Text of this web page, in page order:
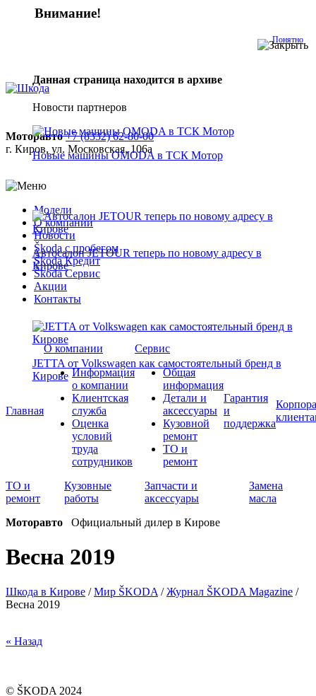
Внимание!
Данная страница находится в архиве
Новости партнеров
Новые машины OMODA в ТСК Мотор
Автосалон JETOUR теперь по новому адресу в
Кирове
JETTA от Volkswagen как самостоятельный бренд в
Кирове
Понятно
Моторавто +7 (8332) 62-80-00
г. Киров, ул. Московская, 106а
Модели
О компании
Новости
Škoda с пробегом
Škoda Кредит
Škoda Сервис
Акции
Контакты
Главная
О компании
Информация
о компании
Клиентская
служба
Оценка
условий
труда
сотрудников
Сервис
Общая
информация
Детали и
аксессуары
Кузовной
ремонт
ТО и
ремонт
Гарантия
и
поддержка
ТО и
ремонт
Кузовные
работы
Запчасти и
аксессуары
Замена
масла
Моторавто
Официальный дилер в Кирове
Весна 2019
Шкода в Кирове / Мир ŠKODA / Журнал ŠKODA Magazine /
Весна 2019
« Назад
© ŠKODA 2024